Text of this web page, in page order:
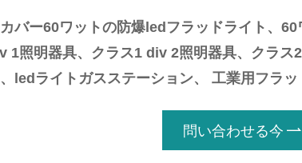
バー60ワットの防爆ledフラッドライト、
1照明器具、クラス1 div 2照明器具、クラ
ledライトガスステーション、 工業用フラッ
問い合わせる今 